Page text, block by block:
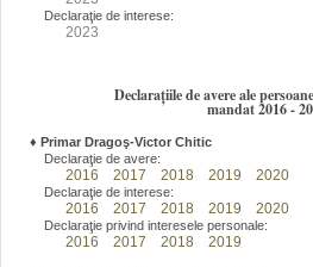
Declaraţie de interese:
2023
Declarațiile de avere ale
mandat 2016 -
♦ Primar Dragoş-Victor Chitic
Declaraţie de avere:
2016 2017 2018 2019 2020
Declaraţie de interese:
2016 2017 2018 2019 2020
Declaraţie privind interesele personale:
2016 2017 2018 2019